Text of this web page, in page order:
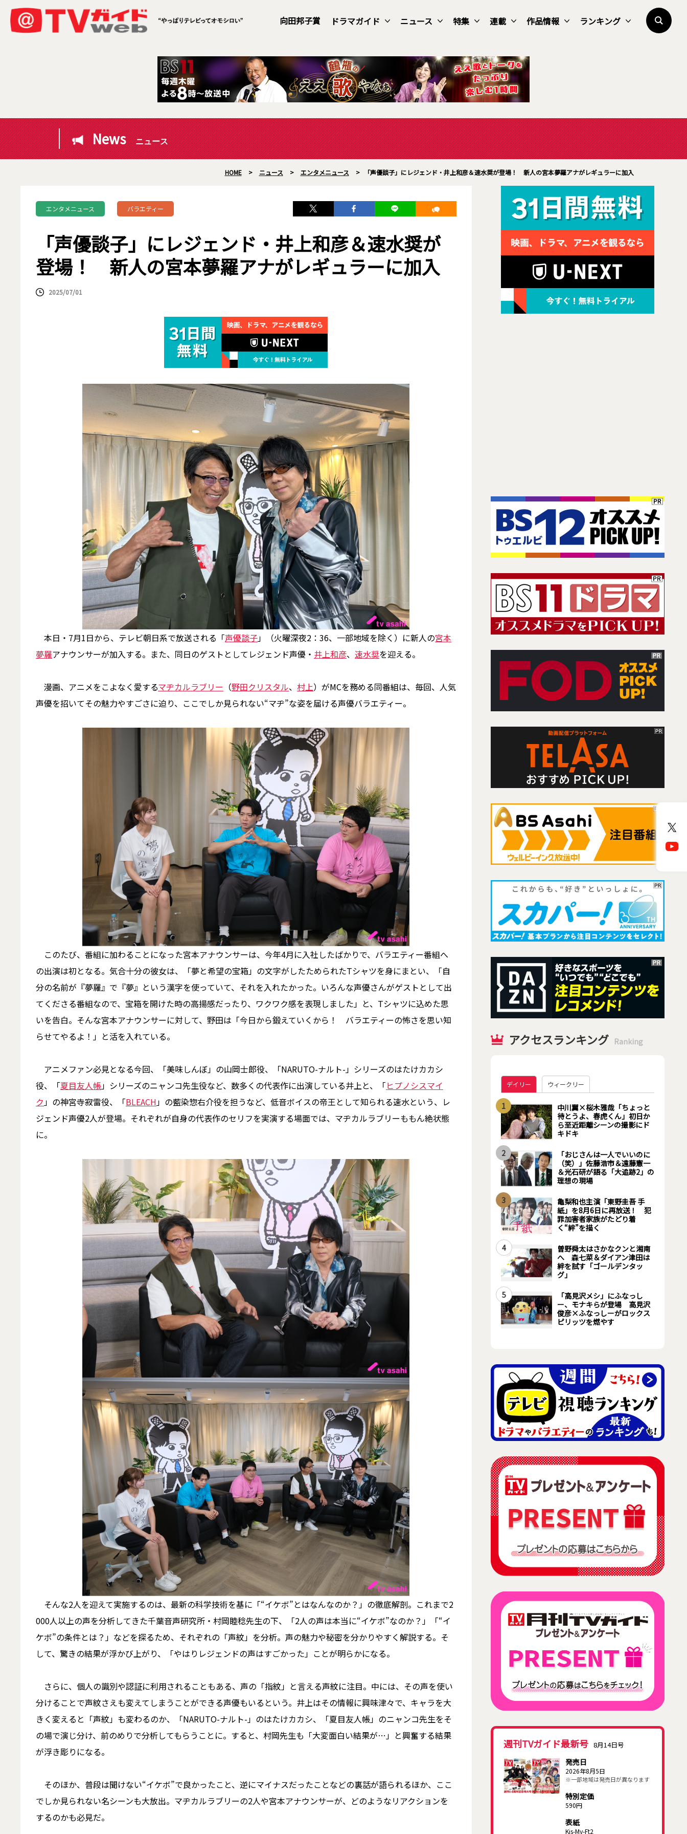
向田邦子賞 ドラマガイド ニュース 特集 連載 作品情報 ランキング
News ニュース
HOME > ニュース > エンタメニュース > 「声優談子」にレジェンド・井上和彦＆速水奨が登場！ 新人の宮本夢羅アナがレギュラーに加入
エンタメニュース バラエティー
「声優談子」にレジェンド・井上和彦＆速水奨が
登場！ 新人の宮本夢羅アナがレギュラーに加入
2025/07/01
本日・7月1日から、テレビ朝日系で放送される「声優談子」（火曜深夜2：36、一部地域を除く）に新人の宮本
夢羅アナウンサーが加入する。また、同日のゲストとしてレジェンド声優・ 井上和彦、 速水奨を迎える。
漫画、アニメをこよなく愛するマヂカルラブリー （野田クリスタル、 村上）がMCを務める同番組は、毎回、人気
声優を招いてその魅力やすごさに迫り、ここでしか見られない“マヂ”な姿を届ける声優バラエティー。
このたび、番組に加わることになった宮本アナウンサーは、今年4月に入社したばかりで、バラエティー番組へ
の出演は初となる。気合十分の彼女は、「夢と希望の宝箱」の文字がしたためられたTシャツを身にまとい、「自
分の名前が『夢羅』で『夢』という漢字を使っていて、それを入れたかった。いろんな声優さんがゲストとして出
てくださる番組なので、宝箱を開けた時の高揚感だったり、ワクワク感を表現しました」と、Tシャツに込めた思
いを告白。そんな宮本アナウンサーに対して、野田は「今日から鍛えていくから！ バラエティーの怖さを思い知
らせてやるよ！」と活を入れている。
アニメファン必見となる今回、「美味しんぼ」の山岡士郎役、「NARUTO-ナルト-」シリーズのはたけカカシ
役、「夏目友人帳」シリーズのニャンコ先生役など、数多くの代表作に出演している井上と、「ヒプノシスマイ
ク」の神宮寺寂雷役、「BLEACH」の藍染惣右介役を担うなど、低音ボイスの帝王として知られる速水という、レ
ジェンド声優2人が登場。それぞれが自身の代表作のセリフを実演する場面では、マヂカルラブリーももん絶状態
に。
そんな2人を迎えて実施するのは、最新の科学技術を基に「“イケボ”とはなんなのか？」の徹底解剖。これまで2
000人以上の声を分析してきた千葉音声研究所・村岡睦稔先生の下、「2人の声は本当に“イケボ”なのか？」「“イ
ケボ”の条件とは？」などを探るため、それぞれの「声紋」を分析。声の魅力や秘密を分かりやすく解説する。そ
して、驚きの結果が浮かび上がり、「やはりレジェンドの声はすごかった」ことが明らかになる。
さらに、個人の識別や認証に利用されることもある、声の「指紋」と言える声紋に注目。中には、その声を使い
分けることで声紋さえも変えてしまうことができる声優もいるという。井上はその情報に興味津々で、キャラを大
きく変えると「声紋」も変わるのか、「NARUTO-ナルト-」のはたけカカシ、「夏目友人帳」のニャンコ先生をそ
の場で演じ分け、前のめりで分析してもらうことに。すると、村岡先生も「大変面白い結果が…」と興奮する結果
が浮き彫りになる。
そのほか、普段は聞けない“イケボ”で良かったこと、逆にマイナスだったことなどの裏話が語られるほか、ここ
でしか見られない名シーンも大放出。マヂカルラブリーの2人や宮本アナウンサーが、どのようなリアクションを
するのかも必見だ。
アクセスランキング Ranking
デイリー ウィークリー
1
中川翼×桜木雅哉「ちょっと
待とうよ、春虎くん」初日か
ら至近距離シーンの撮影にド
キドキ
2
「おじさんは一人でいいのに
（笑）」佐藤浩市＆遠藤憲一
＆光石研が語る「大追跡2」の
理想の現場
3
亀梨和也主演「東野圭吾 手
紙」を8月6日に再放送！ 犯
罪加害者家族がたどり着
く“絆”を描く
4
曽野舜太はさかなクンと湘南
へ 森七菜＆ダイアン津田は
絆を試す「ゴールデンタッ
グ」
5
「高見沢メシ」にふなっし
ー、モナキらが登場 高見沢
俊彦×ふなっしーがロックス
ピリッツを燃やす
週刊TVガイド最新号 8月14日号
発売日
2026年8月5日
※一部地域は発売日が異なります
特別定価
590円
表紙
Kis-My-Ft2